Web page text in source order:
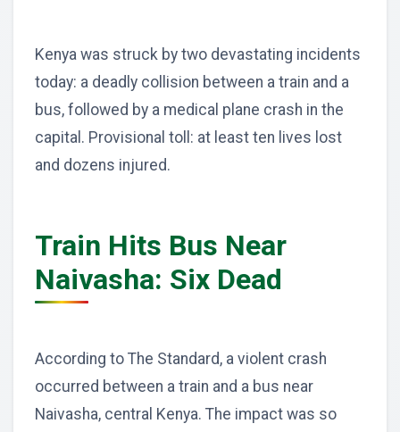
Kenya was struck by two devastating incidents
today: a deadly collision between a train and a
bus, followed by a medical plane crash in the
capital. Provisional toll: at least ten lives lost
and dozens injured.
Train Hits Bus Near
Naivasha: Six Dead
According to The Standard, a violent crash
occurred between a train and a bus near
Naivasha, central Kenya. The impact was so